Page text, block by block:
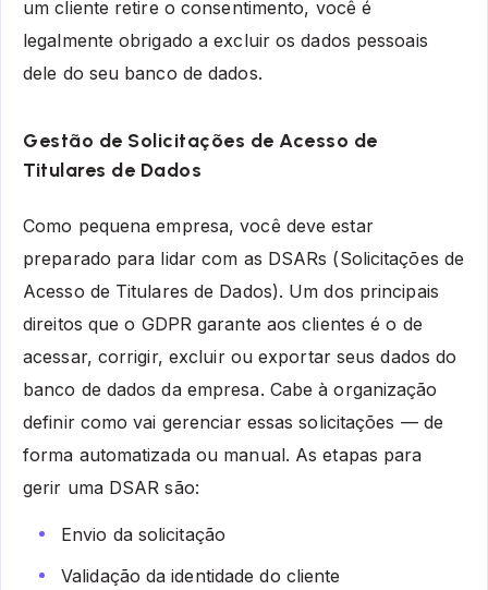
um cliente retire o consentimento, você é
legalmente obrigado a excluir os dados pessoais
dele do seu banco de dados.
Gestão de Solicitações de Acesso de
Titulares de Dados
Como pequena empresa, você deve estar
preparado para lidar com as DSARs (Solicitações de
Acesso de Titulares de Dados). Um dos principais
direitos que o GDPR garante aos clientes é o de
acessar, corrigir, excluir ou exportar seus dados do
banco de dados da empresa. Cabe à organização
definir como vai gerenciar essas solicitações — de
forma automatizada ou manual. As etapas para
gerir uma DSAR são:
Envio da solicitação
Validação da identidade do cliente